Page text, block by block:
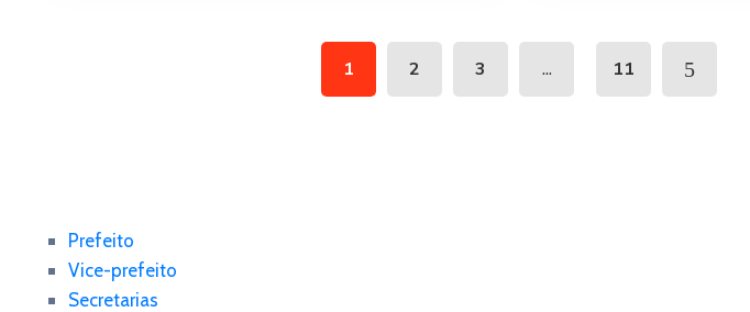
1 2 3 ... 11
Prefeito
Vice-prefeito
Secretarias